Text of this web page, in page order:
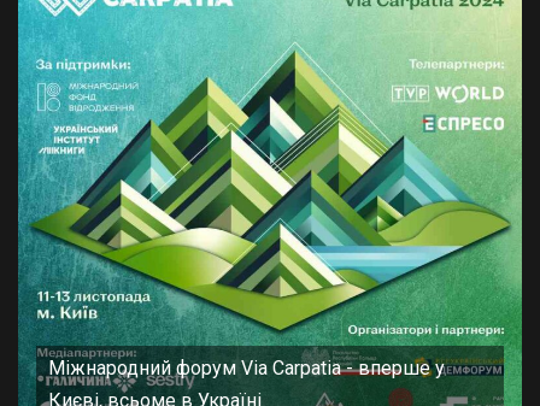
Міжнародний форум Via Carpatia - вперше у
Києві, всьоме в Україні